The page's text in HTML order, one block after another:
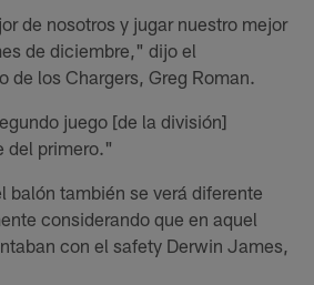
de nosotros y jugar nuestro mejor
de diciembre," dijo el
de los Chargers, Greg Roman.
juego [de la división]
del primero."
balón también se verá diferente
considerando que en aquel
con el safety Derwin James,